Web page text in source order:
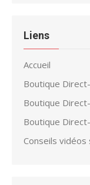
Liens
Accueil
Boutique
Boutique
Boutique
Conseils vidéos